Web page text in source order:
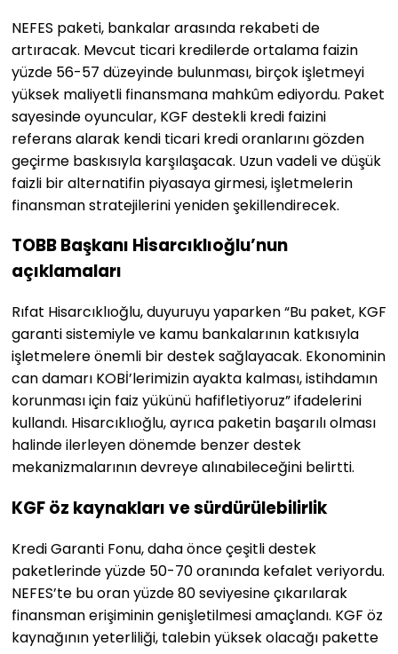
NEFES paketi, bankalar arasında rekabeti de
artıracak. Mevcut ticari kredilerde ortalama faizin
yüzde 56-57 düzeyinde bulunması, birçok işletmeyi
yüksek maliyetli finansmana mahkûm ediyordu. Paket
sayesinde oyuncular, KGF destekli kredi faizini
referans alarak kendi ticari kredi oranlarını gözden
geçirme baskısıyla karşılaşacak. Uzun vadeli ve düşük
faizli bir alternatifin piyasaya girmesi, işletmelerin
finansman stratejilerini yeniden şekillendirecek.
TOBB Başkanı Hisarcıklıoğlu’nun
açıklamaları
Rıfat Hisarcıklıoğlu, duyuruyu yaparken “Bu paket, KGF
garanti sistemiyle ve kamu bankalarının katkısıyla
işletmelere önemli bir destek sağlayacak. Ekonominin
can damarı KOBİ’lerimizin ayakta kalması, istihdamın
korunması için faiz yükünü hafifletiyoruz” ifadelerini
kullandı. Hisarcıklıoğlu, ayrıca paketin başarılı olması
halinde ilerleyen dönemde benzer destek
mekanizmalarının devreye alınabileceğini belirtti.
KGF öz kaynakları ve sürdürülebilirlik
Kredi Garanti Fonu, daha önce çeşitli destek
paketlerinde yüzde 50-70 oranında kefalet veriyordu.
NEFES’te bu oran yüzde 80 seviyesine çıkarılarak
finansman erişiminin genişletilmesi amaçlandı. KGF öz
kaynağının yeterliliği, talebin yüksek olacağı pakette